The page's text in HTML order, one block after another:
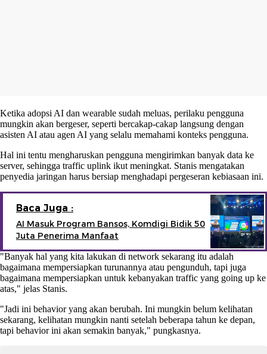
Ketika adopsi AI dan wearable sudah meluas, perilaku pengguna
mungkin akan bergeser, seperti bercakap-cakap langsung dengan
asisten AI atau agen AI yang selalu memahami konteks pengguna.
Hal ini tentu mengharuskan pengguna mengirimkan banyak data ke
server, sehingga traffic uplink ikut meningkat. Stanis mengatakan
penyedia jaringan harus bersiap menghadapi pergeseran kebiasaan ini.
Baca Juga :
AI Masuk Program Bansos, Komdigi Bidik 50
Juta Penerima Manfaat
"Banyak hal yang kita lakukan di network sekarang itu adalah
bagaimana mempersiapkan turunannya atau pengunduh, tapi juga
bagaimana mempersiapkan untuk kebanyakan traffic yang going up ke
atas," jelas Stanis.
"Jadi ini behavior yang akan berubah. Ini mungkin belum kelihatan
sekarang, kelihatan mungkin nanti setelah beberapa tahun ke depan,
tapi behavior ini akan semakin banyak," pungkasnya.